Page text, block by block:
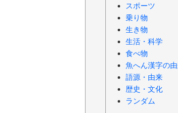
スポーツ
乗り物
生き物
生活・科学
食べ物
魚へん漢字の
語源・由来
歴史・文化
ランダム